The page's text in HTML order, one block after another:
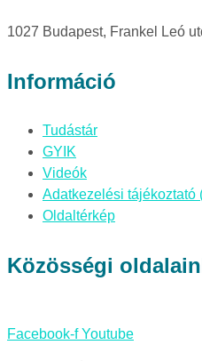
1027 Budapest, Frankel Leó
Információ
Tudástár
GYIK
Videók
Adatkezelési tájékoztató
Oldaltérkép
Közösségi
Facebook-f Youtube